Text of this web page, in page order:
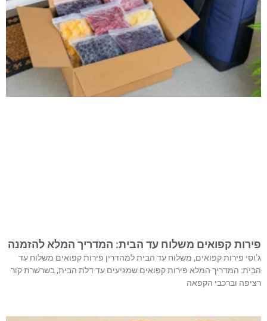
פירות קפואים משלוח עד הבית: המדריך המלא להזמנה
ג’וסי פירות קפואים, משלוח עד הבית למהדרין פירות קפואים משלוח עד
הבית: המדריך המלא פירות קפואים שמגיעים עד דלת הבית, בשרשרת קור
רציפה וברכבי הקפאה